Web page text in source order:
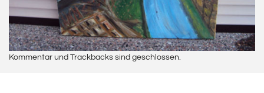
Kommentar und Trackbacks sind geschlossen.